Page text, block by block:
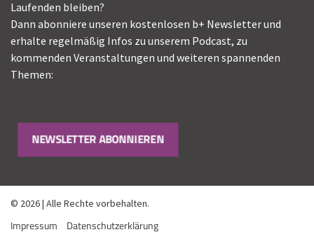
Laufenden bleiben?
Dann abonniere unseren kostenlosen b+ Newsletter und
erhalte regelmäßig Infos zu unserem Podcast, zu
kommenden Veranstaltungen und weiteren spannenden
Themen:
NEWSLETTER ABONNIEREN
© 2026 | Alle Rechte vorbehalten.
Impressum Datenschutzerklärung